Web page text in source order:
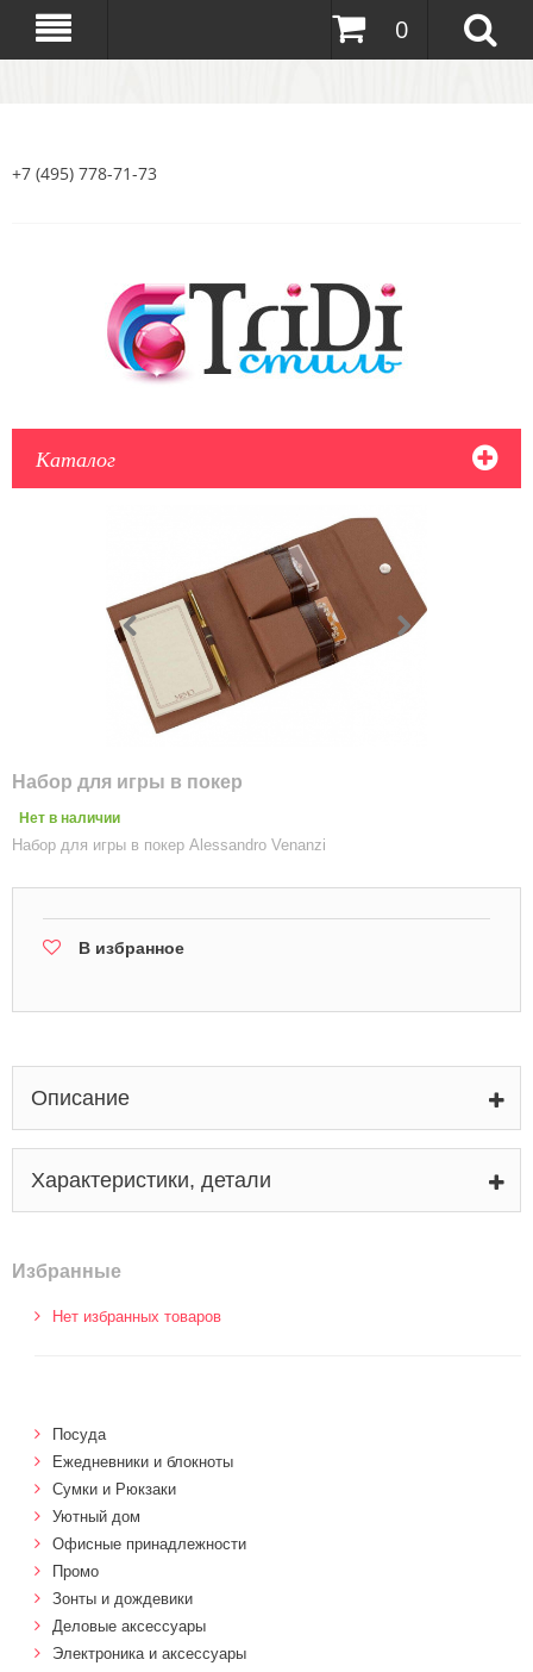
0
+7 (495) 778-71-73
Каталог
Набор для игры в покер
Нет в наличии
Набор для игры в покер Alessandro Venanzi
В избранное
Описание
Характеристики, детали
Избранные
Нет избранных товаров
Посуда
Ежедневники и блокноты
Сумки и Рюкзаки
Уютный дом
Офисные принадлежности
Промо
Зонты и дождевики
Деловые аксессуары
Электроника и аксессуары